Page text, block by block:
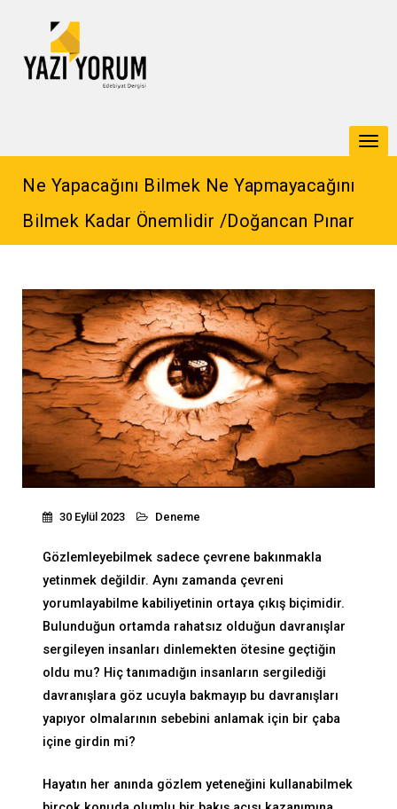
Ne Yapacağını Bilmek Ne Yapmayacağını
Bilmek Kadar Önemlidir /Doğancan Pınar
30 Eylül 2023 Deneme
Gözlemleyebilmek sadece çevrene bakınmakla
yetinmek değildir. Aynı zamanda çevreni
yorumlayabilme kabiliyetinin ortaya çıkış biçimidir.
Bulunduğun ortamda rahatsız olduğun davranışlar
sergileyen insanları dinlemekten ötesine geçtiğin
oldu mu? Hiç tanımadığın insanların sergilediği
davranışlara göz ucuyla bakmayıp bu davranışları
yapıyor olmalarının sebebini anlamak için bir çaba
içine girdin mi?
Hayatın her anında gözlem yeteneğini kullanabilmek